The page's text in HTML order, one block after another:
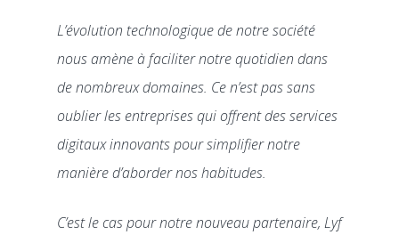
L’évolution technologique de notre société
nous amène à faciliter notre quotidien dans
de nombreux domaines. Ce n’est pas sans
oublier les entreprises qui offrent des services
digitaux innovants pour simplifier notre
manière d’aborder nos habitudes.
C’est le cas pour notre nouveau partenaire, Lyf